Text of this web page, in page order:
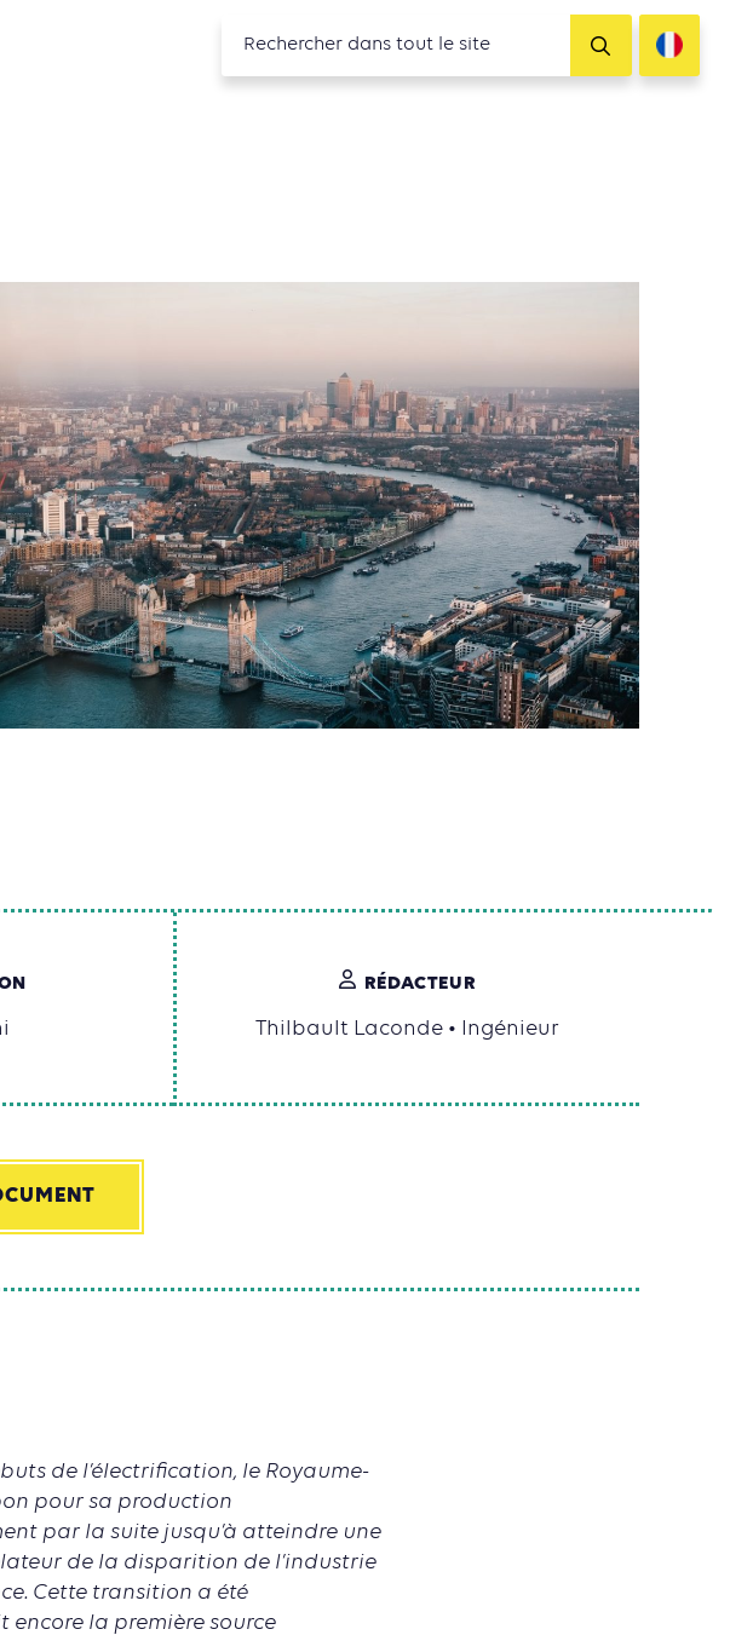
RÉDACTEUR
Thilbault Laconde • Ingénieur
de l’électrification, le Royaume-
pour sa production
par la suite jusqu’à atteindre une
de la disparition de l’industrie
Cette transition a été
encore la première source